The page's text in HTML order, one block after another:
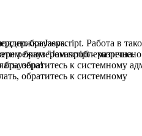
Jasvscript. Работа в
режим "Javascript -
обратитесь к системному
браузера.
браузером проблематична.
обратитесь к системному